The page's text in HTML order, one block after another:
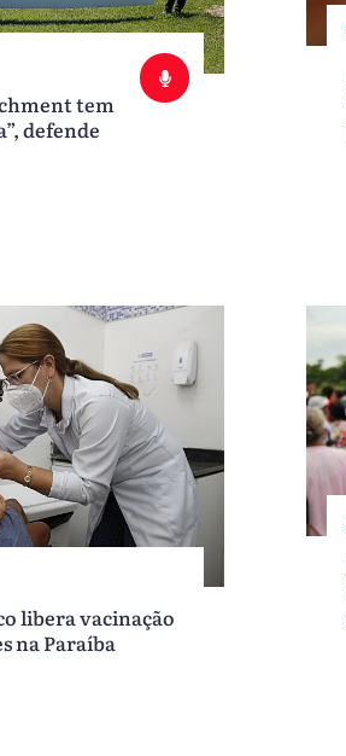
tem
defende
libera vacinação
na Paraíba